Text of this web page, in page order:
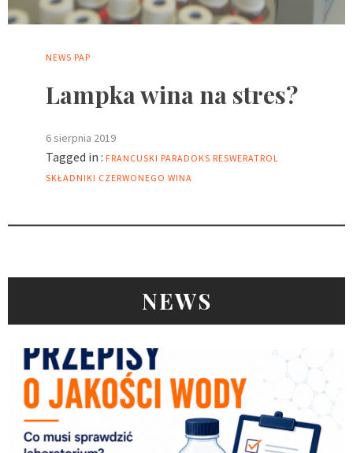
NEWS PAP
Lampka wina na stres?
6 sierpnia 2019
Tagged in : FRANCUSKI PARADOKS RESWERATROL
SKŁADNIKI CZERWONEGO WINA
NEWS